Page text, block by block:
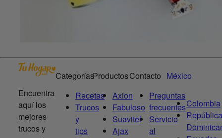
Encuentra
aquí los
mejores
trucos y
Categorías
Recetas
Trucos
y
tips
Productos
Axion
Fabuloso
Suavitel
Ajax
Contacto
Preguntas
frecuentes
Servicio
al
México
Colombia
República